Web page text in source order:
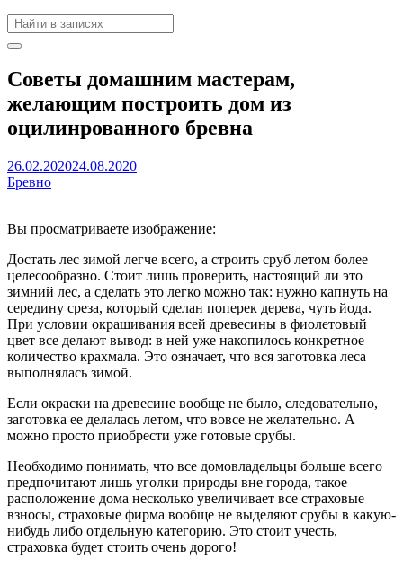
Советы домашним мастерам,
желающим построить дом из
оцилинрованного бревна
26.02.202024.08.2020
Бревно
Вы просматриваете изображение:
Достать лес зимой легче всего, а строить сруб летом более
целесообразно. Стоит лишь проверить, настоящий ли это
зимний лес, а сделать это легко можно так: нужно капнуть на
середину среза, который сделан поперек дерева, чуть йода.
При условии окрашивания всей древесины в фиолетовый
цвет все делают вывод: в ней уже накопилось конкретное
количество крахмала. Это означает, что вся заготовка леса
выполнялась зимой.
Если окраски на древесине вообще не было, следовательно,
заготовка ее делалась летом, что вовсе не желательно. А
можно просто приобрести уже готовые срубы.
Необходимо понимать, что все домовладельцы больше всего
предпочитают лишь уголки природы вне города, такое
расположение дома несколько увеличивает все страховые
взносы, страховые фирма вообще не выделяют cрубы в какую-
нибудь либо отдельную категорию. Это стоит учесть,
страховка будет стоить очень дорого!